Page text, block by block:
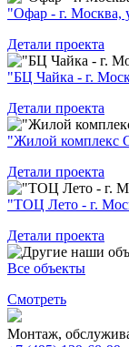
"Офар - г. Москва,
Детали проекта
"БЦ Чайка - г.
Детали проекта
"Жилой комплекс
Детали проекта
"ТОЦ Лето - г.
Детали проекта
Все объекты
Смотреть
Монтаж,